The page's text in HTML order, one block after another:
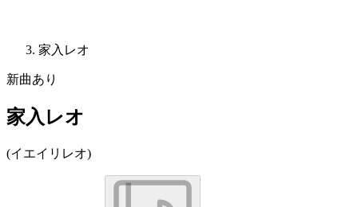
家入レオ
新曲あり
家入レオ
(イエイリレオ)